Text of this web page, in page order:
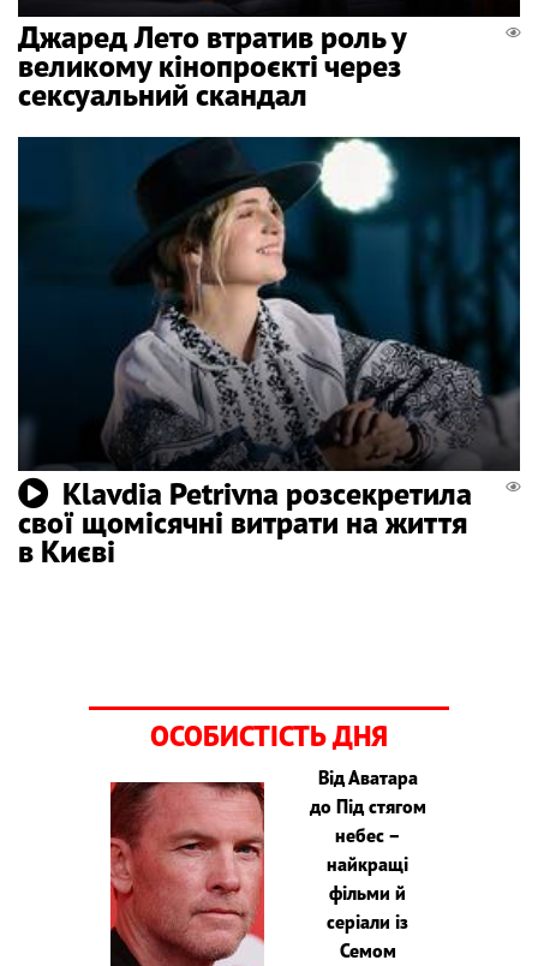
Джаред Лето втратив роль у
великому кінопроєкті через
сексуальний скандал
Klavdia Petrivna розсекретила
свої щомісячні витрати на життя
в Києві
ОСОБИСТІСТЬ ДНЯ
Від Аватара
до Під стягом
небес –
найкращі
фільми й
серіали із
Семом